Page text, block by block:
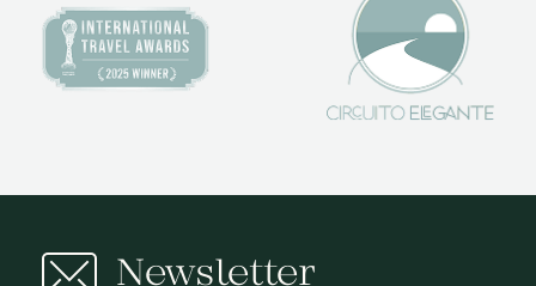
Newsletter